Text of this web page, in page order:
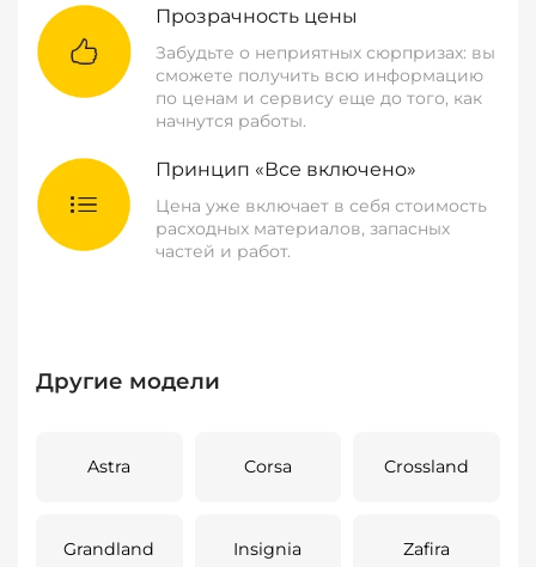
Прозрачность цены
Забудьте о неприятных сюрпризах: вы
сможете получить всю информацию
по ценам и сервису еще до того, как
начнутся работы.
Принцип «Все включено»
Цена уже включает в себя стоимость
расходных материалов, запасных
частей и работ.
Другие модели
Astra Corsa Crossland
Grandland Insignia Zafira